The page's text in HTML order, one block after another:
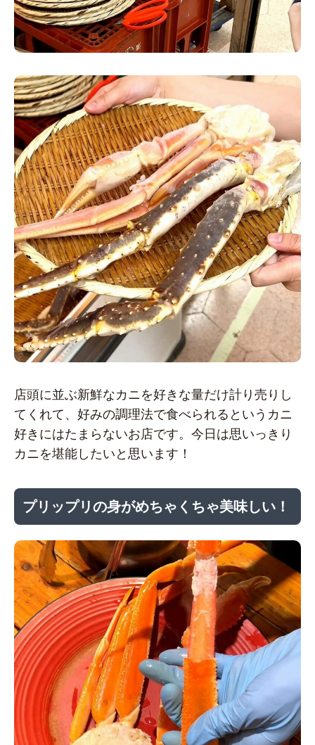
店頭に並ぶ新鮮なカニを好きな量だけ計り売りし
てくれて、好みの調理法で食べられるというカニ
好きにはたまらないお店です。今日は思いっきり
カニを堪能したいと思います！
プリップリの身がめちゃくちゃ美味しい！